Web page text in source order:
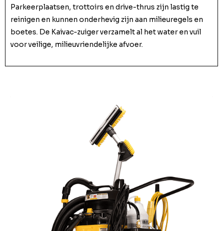
Parkeerplaatsen, trottoirs en drive-thrus zijn lastig te
reinigen en kunnen onderhevig zijn aan milieuregels en
boetes. De Kaivac-zuiger verzamelt al het water en vuil
voor veilige, milieuvriendelijke afvoer.